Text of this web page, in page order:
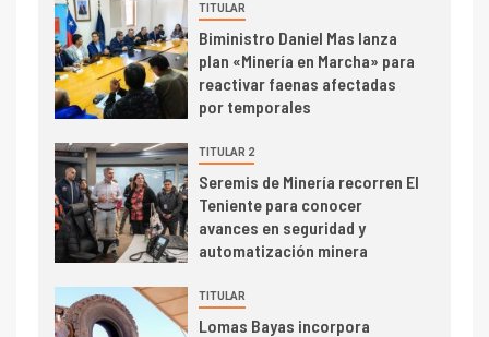
trimestre
4 I+D
Informe bimensual de
Cochilco: precio del cobre
alcanza máximos por escasez
de concentrados
5 I+D
Estudio revela cómo el precio
del cobre y educación superior
se relacionan en zonas
mineras
6 I+D
BHP proyecta producción de
TITULAR
Biministro Daniel Mas lanza
plan «Minería en Marcha» para
reactivar faenas afectadas
por temporales
TITULAR 2
Seremis de Minería recorren El
Teniente para conocer
avances en seguridad y
automatización minera
TITULAR
Lomas Bayas incorpora